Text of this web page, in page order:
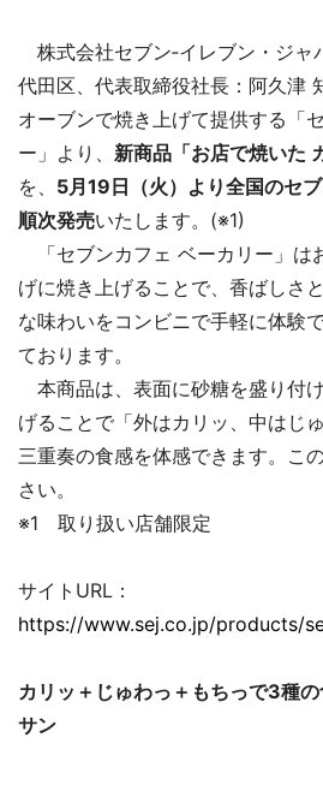
株式会社セブン‐イレブン・ジャ
代田区、代表取締役社長：阿久津
オーブンで焼き上げて提供する「
ー」より、 新商品「お店で焼いた
を、 5月19日（火）より全国のセ
順次発売いたします。(※1)
「セブンカフェ ベーカリー」は
げに焼き上げることで、香ばしさ
な味わいをコンビニで手軽に体験
ております。
本商品は、表面に砂糖を盛り付
げることで「外はカリッ、中はじ
三重奏の食感を体感できます。こ
さい。
※1 取り扱い店舗限定
サイトURL：
https://www.sej.co.jp/products/
カリッ＋じゅわっ＋もちっで3種
サン